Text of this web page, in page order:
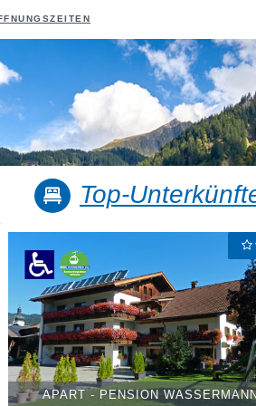
Top-
APART - PENSION